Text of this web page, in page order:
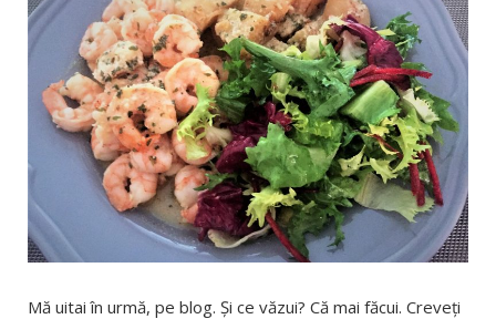
Mă uitai în urmă, pe blog. Și ce văzui? Că mai făcui. Creveți